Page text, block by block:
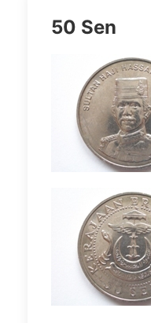
50 Sen